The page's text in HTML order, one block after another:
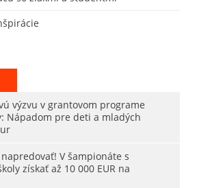
výzvu v grantovom programe
Nápadom pre deti a mladých
V šampionáte s
získať až 10 000 EUR na